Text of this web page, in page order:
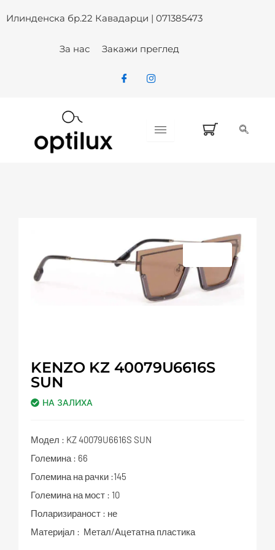
toИлинденска бр.22 Кавадарци | 071385473
За нас Закажи преглед
KENZO KZ 40079U6616S
SUN
НА ЗАЛИХА
Модел : KZ 40079U6616S SUN
Големина : 66
Големина на рачки :145
Големина на мост : 10
Поларизираност : не
Материјал : Метал/Ацетатна пластика